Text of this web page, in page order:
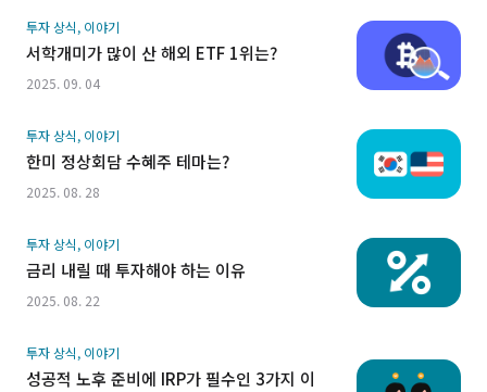
투자 상식, 이야기
서학개미가 많이 산 해외 ETF 1위는?
2025. 09. 04
투자 상식, 이야기
한미 정상회담 수혜주 테마는?
2025. 08. 28
투자 상식, 이야기
금리 내릴 때 투자해야 하는 이유
2025. 08. 22
투자 상식, 이야기
성공적 노후 준비에 IRP가 필수인 3가지 이